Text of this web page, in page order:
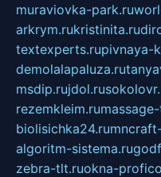
muraviovka-park.ru
arkrym.rukristinita.ru
textexperts.rupivnaya-
demolalapaluza.ru
msdip.rujdol.ru
rezemkleim.ru
biolisichka24.ru
algoritm-sistema.ru
zebra-tlt.ruokna-